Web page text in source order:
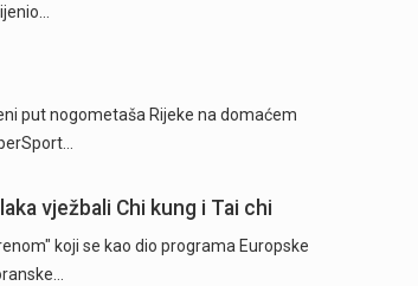
put nogometaša Rijeke na domaćem
vježbali Chi kung i Tai chi
koji se kao dio programa Europske